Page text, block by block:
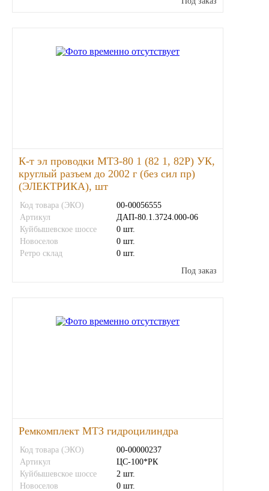
Тормозные барабаны
К-т эл проводки МТЗ-80 1 (82 1, 82Р) УК,
круглый разъем до 2002 г (без сил пр)
(ЭЛЕКТРИКА), шт
Код товара (ЭКО)
00-00056555
Артикул
ДАП-80.1.3724.000-06
Куйбышевское шоссе
0 шт.
Новоселов
0 шт.
Ретро склад
0 шт.
Под заказ
Ремкомплект МТЗ гидроцилиндра
Код товара (ЭКО)
00-00000237
Артикул
ЦС-100*РК
Куйбышевское шоссе
2 шт.
Новоселов
0 шт.